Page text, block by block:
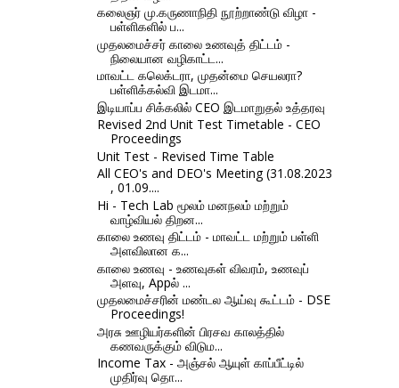
கலைஞர் மு.கருணாநிதி நூற்றாண்டு விழா -
பள்ளிகளில் ப...
முதலமைச்சர் காலை உணவுத் திட்டம் -
நிலையான வழிகாட்ட...
மாவட்ட கலெக்டரா, முதன்மை செயலரா?
பள்ளிக்கல்வி இடமா...
இடியாப்ப சிக்கலில் CEO இடமாறுதல் உத்தரவு
Revised 2nd Unit Test Timetable - CEO
Proceedings
Unit Test - Revised Time Table
All CEO's and DEO's Meeting (31.08.2023
, 01.09....
Hi - Tech Lab மூலம் மனநலம் மற்றும்
வாழ்வியல் திறன...
காலை உணவு திட்டம் - மாவட்ட மற்றும் பள்ளி
அளவிலான க...
காலை உணவு - உணவுகள் விவரம், உணவுப்
அளவு, Appல் ...
முதலமைச்சரின் மண்டல ஆய்வு கூட்டம் - DSE
Proceedings!
அரசு ஊழியர்களின் பிரசவ காலத்தில்
கணவருக்கும் விடும...
Income Tax - அஞ்சல் ஆயுள் காப்பீட்டில்
முதிர்வு தொ...